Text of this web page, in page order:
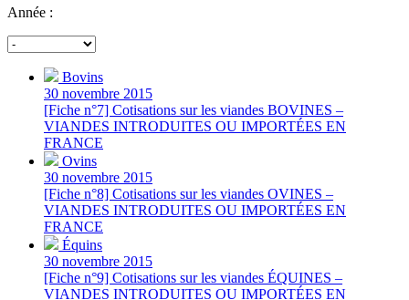
Année :
Bovins
30 novembre 2015
[Fiche n°7] Cotisations sur les viandes BOVINES –
VIANDES INTRODUITES OU IMPORTÉES EN
FRANCE
Ovins
30 novembre 2015
[Fiche n°8] Cotisations sur les viandes OVINES –
VIANDES INTRODUITES OU IMPORTÉES EN
FRANCE
Équins
30 novembre 2015
[Fiche n°9] Cotisations sur les viandes ÉQUINES –
VIANDES INTRODUITES OU IMPORTÉES EN